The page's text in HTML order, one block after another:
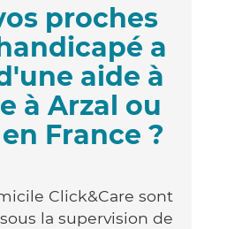
proches
a
aide à
à Arzal ou
France ?
Click&Care sont
la supervision de